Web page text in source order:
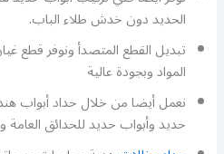
الحديد دون خدش طلاء الباب.
تبديل القطع المتصدأ ونوفر قطع
المواد وبجودة عالية
نعمل أيضا من خلال حداد أبواب
حديد وأبواب حديد للحدائق العامة